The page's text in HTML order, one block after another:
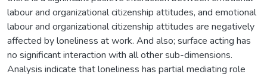
labour and organizational citizenship attitudes, and emotional
labour and organizational citizenship attitudes are negatively
affected by loneliness at work. And also; surface acting has
no significant interaction with all other sub-dimensions.
Analysis indicate that loneliness has partial mediating role